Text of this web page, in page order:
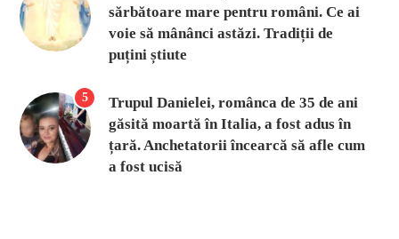
sărbătoare mare pentru români. Ce ai
voie să mânânci astăzi. Tradiții de
puțini știute
5
Trupul Danielei, românca de 35 de ani
găsită moartă în Italia, a fost adus în
țară. Anchetatorii încearcă să afle cum
a fost ucisă